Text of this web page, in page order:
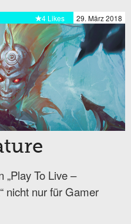
29. März 2018
4 Likes
„Play To Live –
nicht nur für Gamer